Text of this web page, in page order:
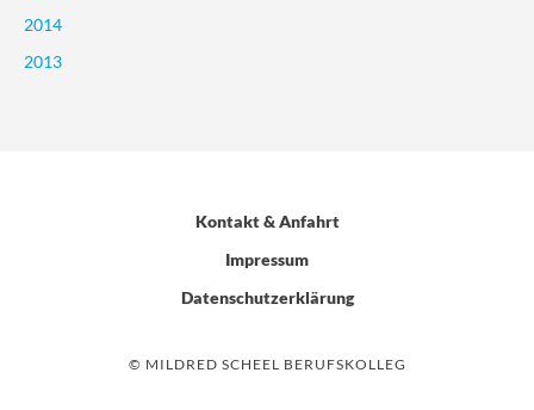
2014
2013
Kontakt & Anfahrt
Impressum
Datenschutzerklärung
© MILDRED SCHEEL BERUFSKOLLEG